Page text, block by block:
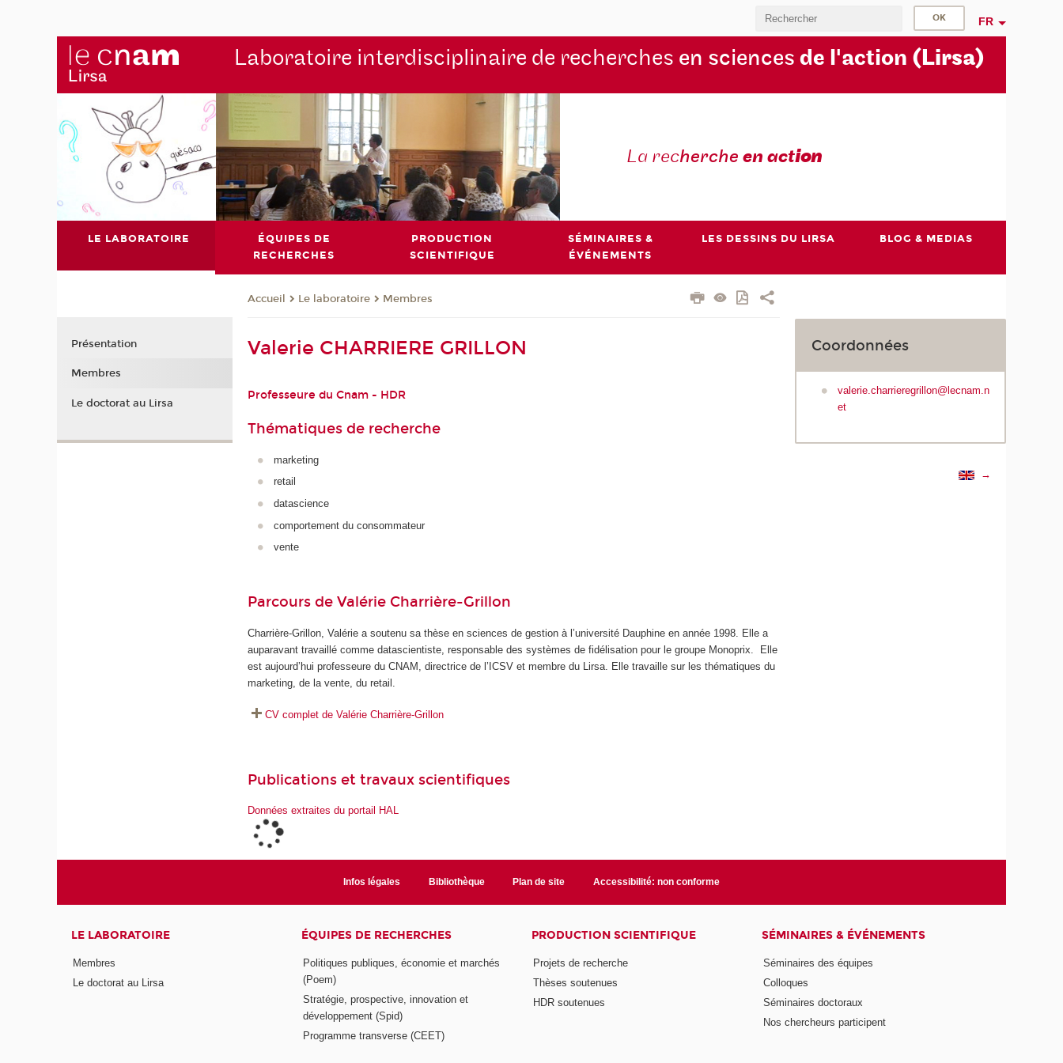
FR
Laboratoire interdisciplinaire de recherches en sciences de l'action (Lirsa)
La recherche en action
LE LABORATOIRE
ÉQUIPES DE
RECHERCHES
PRODUCTION
SCIENTIFIQUE
SÉMINAIRES &
ÉVÉNEMENTS
LES DESSINS DU LIRSA BLOG & MEDIAS
Accueil Le laboratoire Membres
Valerie CHARRIERE GRILLON
Professeure du Cnam - HDR
Thématiques de recherche
marketing
retail
datascience
comportement du consommateur
vente
Parcours de Valérie Charrière-Grillon
Charrière-Grillon, Valérie a soutenu sa thèse en sciences de gestion à l’université Dauphine en année 1998. Elle a
auparavant travaillé comme datascientiste, responsable des systèmes de fidélisation pour le groupe Monoprix. Elle
est aujourd’hui professeure du CNAM, directrice de l’ICSV et membre du Lirsa. Elle travaille sur les thématiques du
marketing, de la vente, du retail.
CV complet de Valérie Charrière-Grillon
Publications et travaux scientifiques
Données extraites du portail HAL
Coordonnées
valerie.charrieregrillon@lecnam.n
et
→
Présentation
Membres
Le doctorat au Lirsa
Infos légales Bibliothèque Plan de site Accessibilité: non conforme
LE LABORATOIRE
Membres
Le doctorat au Lirsa
ÉQUIPES DE RECHERCHES
Politiques publiques, économie et marchés
(Poem)
Stratégie, prospective, innovation et
développement (Spid)
Programme transverse (CEET)
PRODUCTION SCIENTIFIQUE
Projets de recherche
Thèses soutenues
HDR soutenues
SÉMINAIRES & ÉVÉNEMENTS
Séminaires des équipes
Colloques
Séminaires doctoraux
Nos chercheurs participent